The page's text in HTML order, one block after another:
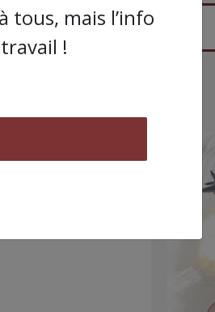
tous, mais l’info
!